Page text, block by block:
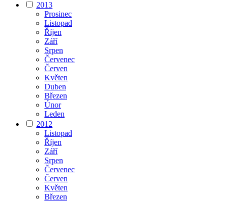
2013
Prosinec
Listopad
Říjen
Září
Srpen
Červenec
Červen
Květen
Duben
Březen
Únor
Leden
2012
Listopad
Říjen
Září
Srpen
Červenec
Červen
Květen
Březen